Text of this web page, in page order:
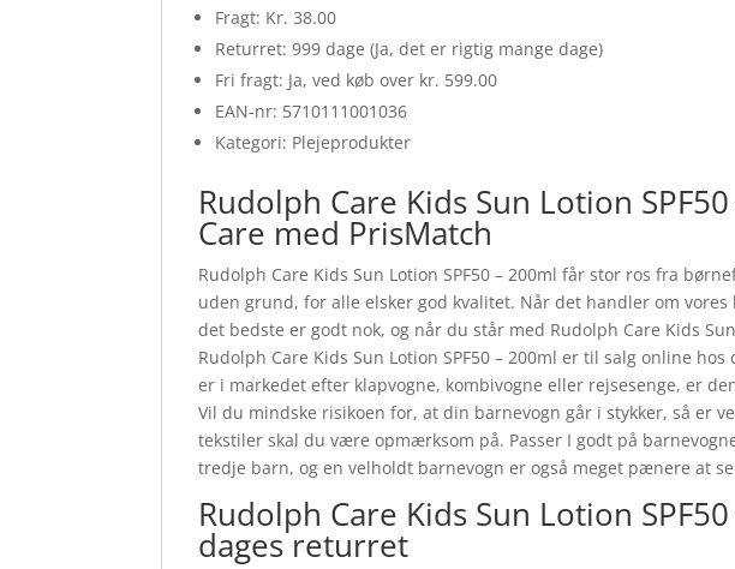
Fragt: Kr. 38.00
Returret: 999 dage (Ja, det er rigtig mange dage)
Fri fragt: Ja, ved køb over kr. 599.00
EAN-nr: 5710111001036
Kategori: Plejeprodukter
Rudolph Care Kids Sun Lotion
Care med PrisMatch
Rudolph Care Kids Sun Lotion SPF50 – 200ml får stor ros fra
uden grund, for alle elsker god kvalitet. Når det handler om
det bedste er godt nok, og når du står med Rudolph Care Kids
Rudolph Care Kids Sun Lotion SPF50 – 200ml er til salg online
er i markedet efter klapvogne, kombivogne eller rejsesenge, er
Vil du mindske risikoen for, at din barnevogn går i stykker, så er
tekstiler skal du være opmærksom på. Passer I godt på
tredje barn, og en velholdt barnevogn er også meget pænere at
Rudolph Care Kids Sun Lotion
dages returret